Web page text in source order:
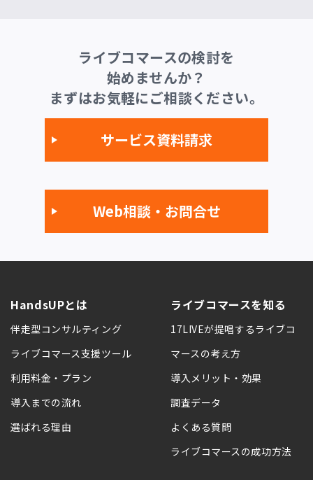
ライブコマースの検討を
始めませんか？
まずはお気軽にご相談ください。
サービス資料請求
Web相談・お問合せ
HandsUPとは
伴走型コンサルティング
ライブコマース支援ツール
利用料金・プラン
導入までの流れ
選ばれる理由
ライブコマースを知る
17LIVEが提唱するライブコ
マースの考え方
導入メリット・効果
調査データ
よくある質問
ライブコマースの成功方法